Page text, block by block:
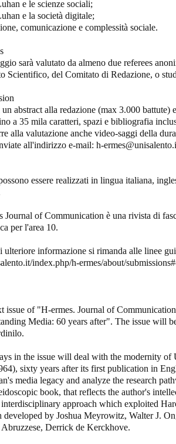
e le scienze sociali;
e la società digitale;
comunicazione e complessità sociale.
sarà valutato da almeno due referees
Scientifico, del Comitato di Redazione, o
abstract alla redazione (max 3.000 battute)
a 35 mila caratteri, spazi e bibliografia
alla valutazione anche video-saggi della
all'indirizzo e-mail: h-
essere realizzati in lingua italiana,
Journal of Communication è una rivista di
per l'area 10.
ulteriore informazione si rimanda alle linee
index.php/h-ermes/about/
issue of "H-ermes. Journal of
Media: 60 years after". The issue will
in the issue will deal with the modernity
sixty years after its first publication in
media legacy and analyze the research
book, that reflects the author's
approach which exploited
developed by Joshua Meyrowitz, Walter J.
Derrick de Kerckhove.